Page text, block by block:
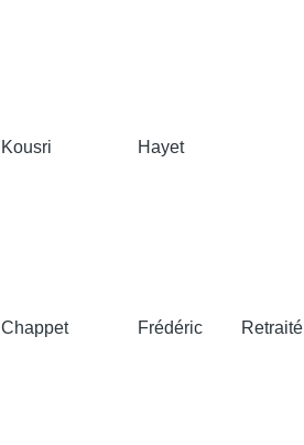
Kousri Hayet
Chappet Frédéric Retraité